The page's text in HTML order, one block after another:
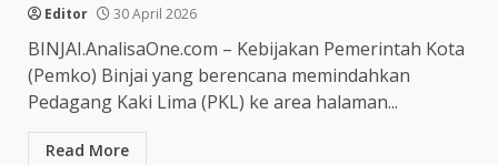
Editor 30 April 2026
BINJAI.AnalisaOne.com – Kebijakan Pemerintah Kota
(Pemko) Binjai yang berencana memindahkan
Pedagang Kaki Lima (PKL) ke area halaman...
Read More